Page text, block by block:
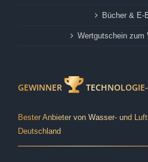
Bücher & E-
Wertgutschein zum
GEWINNER
Bester Anbieter von Wasser- und
Deutschland